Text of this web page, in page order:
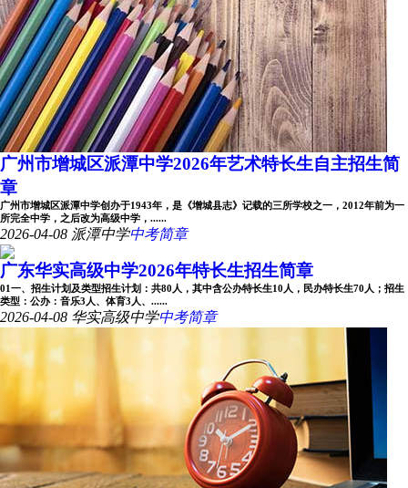
广州市增城区派潭中学2026年艺术特长生自主招生简
章
广州市增城区派潭中学创办于1943年，是《增城县志》记载的三所学校之一，2012年前为一
所完全中学，之后改为高级中学，......
2026-04-08 派潭中学中考简章
广东华实高级中学2026年特长生招生简章
01一、招生计划及类型招生计划：共80人，其中含公办特长生10人，民办特长生70人；招生
类型：公办：音乐3人、体育3人、......
2026-04-08 华实高级中学中考简章